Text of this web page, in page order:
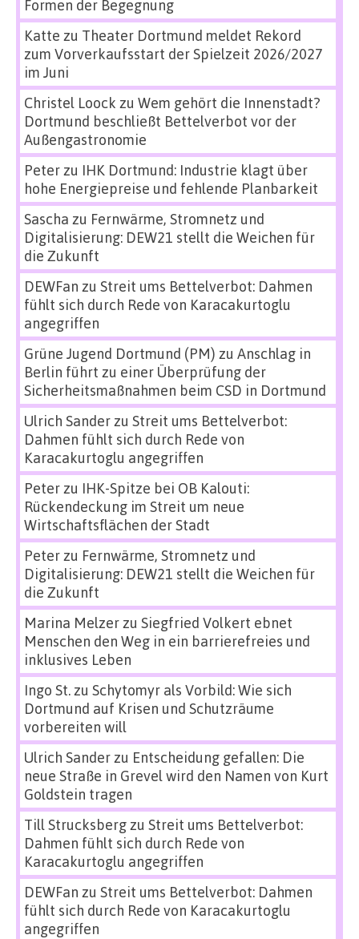
Formen der Begegnung
Katte zu Theater Dortmund meldet Rekord
zum Vorverkaufsstart der Spielzeit 2026/2027
im Juni
Christel Loock zu Wem gehört die Innenstadt?
Dortmund beschließt Bettelverbot vor der
Außengastronomie
Peterzu IHK Dortmund: Industrie klagt über
hohe Energiepreise und fehlende Planbarkeit
Sascha zu Fernwärme, Stromnetz und
Digitalisierung: DEW21 stellt die Weichen für
die Zukunft
DEWFan zu Streit ums Bettelverbot: Dahmen
fühlt sich durch Rede von Karacakurtoglu
angegriffen
Grüne Jugend Dortmund (PM) zu Anschlag in
Berlin führt zu einer Überprüfung der
Sicherheitsmaßnahmen beim CSD in Dortmund
Ulrich Sanderzu Streit ums Bettelverbot:
Dahmen fühlt sich durch Rede von
Karacakurtoglu angegriffen
Peterzu IHK-Spitze bei OB Kalouti:
Rückendeckung im Streit um neue
Wirtschaftsflächen der Stadt
Peterzu Fernwärme, Stromnetz und
Digitalisierung: DEW21 stellt die Weichen für
die Zukunft
Marina Melzerzu Siegfried Volkert ebnet
Menschen den Weg in ein barrierefreies und
inklusives Leben
Ingo St.zu Schytomyr als Vorbild: Wie sich
Dortmund auf Krisen und Schutzräume
vorbereiten will
Ulrich Sanderzu Entscheidung gefallen: Die
neue Straße in Grevel wird den Namen von Kurt
Goldstein tragen
Till Strucksbergzu Streit ums Bettelverbot:
Dahmen fühlt sich durch Rede von
Karacakurtoglu angegriffen
DEWFan zu Streit ums Bettelverbot: Dahmen
fühlt sich durch Rede von Karacakurtoglu
angegriffen